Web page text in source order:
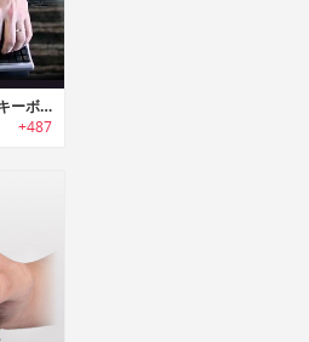
Kings Assembly｜マウス＋キーボード＋ジョイスティック
+487